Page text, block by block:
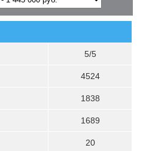
5/5
4524
1838
1689
20